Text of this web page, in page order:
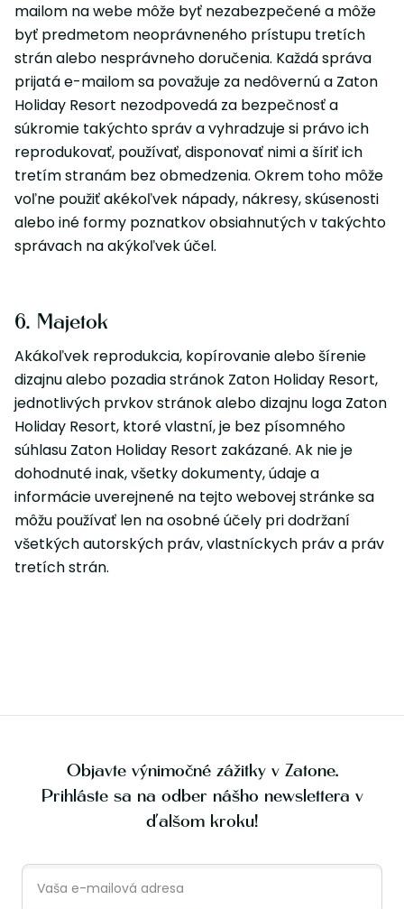
mailom na webe môže byť nezabezpečené a môže
byť predmetom neoprávneného prístupu tretích
strán alebo nesprávneho doručenia. Každá správa
prijatá e-mailom sa považuje za nedôvernú a Zaton
Holiday Resort nezodpovedá za bezpečnosť a
súkromie takýchto správ a vyhradzuje si právo ich
reprodukovať, používať, disponovať nimi a šíriť ich
tretím stranám bez obmedzenia. Okrem toho môže
voľne použiť akékoľvek nápady, nákresy, skúsenosti
alebo iné formy poznatkov obsiahnutých v takýchto
správach na akýkoľvek účel.
6. Majetok
Akákoľvek reprodukcia, kopírovanie alebo šírenie
dizajnu alebo pozadia stránok Zaton Holiday Resort,
jednotlivých prvkov stránok alebo dizajnu loga Zaton
Holiday Resort, ktoré vlastní, je bez písomného
súhlasu Zaton Holiday Resort zakázané. Ak nie je
dohodnuté inak, všetky dokumenty, údaje a
informácie uverejnené na tejto webovej stránke sa
môžu používať len na osobné účely pri dodržaní
všetkých autorských práv, vlastníckych práv a práv
tretích strán.
Objavte výnimočné zážitky v Zatone.
Prihláste sa na odber nášho newslettera v
ďalšom kroku!